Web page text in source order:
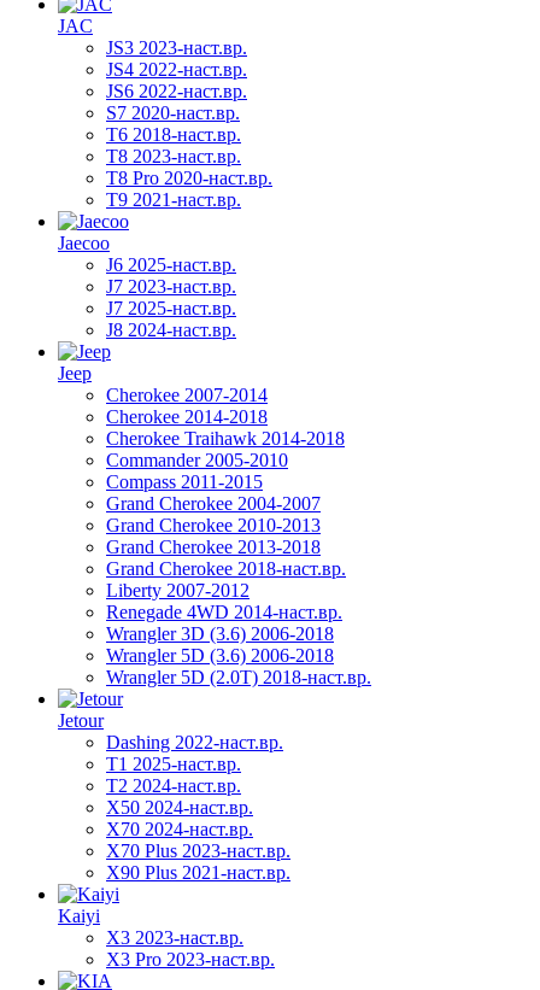
JAC
JS3 2023-наст.вр.
JS4 2022-наст.вр.
JS6 2022-наст.вр.
S7 2020-наст.вр.
T6 2018-наст.вр.
T8 2023-наст.вр.
T8 Pro 2020-наст.вр.
T9 2021-наст.вр.
Jaecoo
J6 2025-наст.вр.
J7 2023-наст.вр.
J7 2025-наст.вр.
J8 2024-наст.вр.
Jeep
Cherokee 2007-2014
Cherokee 2014-2018
Cherokee Traihawk 2014-2018
Commander 2005-2010
Compass 2011-2015
Grand Cherokee 2004-2007
Grand Cherokee 2010-2013
Grand Cherokee 2013-2018
Grand Cherokee 2018-наст.вр.
Liberty 2007-2012
Renegade 4WD 2014-наст.вр.
Wrangler 3D (3.6) 2006-2018
Wrangler 5D (3.6) 2006-2018
Wrangler 5D (2.0T) 2018-наст.вр.
Jetour
Dashing 2022-наст.вр.
T1 2025-наст.вр.
T2 2024-наст.вр.
X50 2024-наст.вр.
X70 2024-наст.вр.
X70 Plus 2023-наст.вр.
X90 Plus 2021-наст.вр.
Kaiyi
X3 2023-наст.вр.
X3 Pro 2023-наст.вр.